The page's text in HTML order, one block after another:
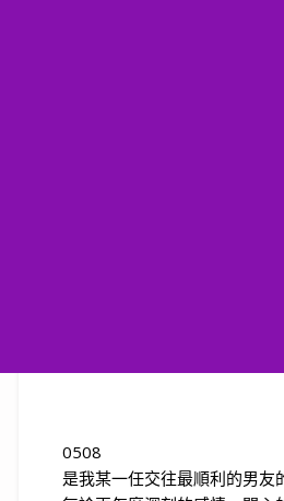
0508
是我某一任交往最順利的男友